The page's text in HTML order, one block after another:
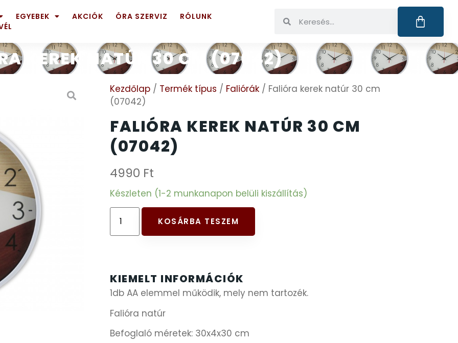
EGYEBEK AKCIÓK ÓRA SZERVIZ
RÓLUNK
KEREK NATÚR 30 CM (07042)
Kezdőlap / Termék típus / Faliórák / Falióra kerek natúr 30 cm
(07042)
FALIÓRA KEREK NATÚR 30 CM
(07042)
4990 Ft
Készleten (1-2 munkanapon belüli kiszállítás)
KOSÁRBA TESZEM
KIEMELT INFORMÁCIÓK
1db AA elemmel működik, mely nem tartozék.
Falióra natúr
Befoglaló méretek: 30x4x30 cm